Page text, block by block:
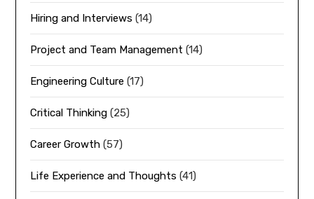
Hiring and Interviews (14)
Project and Team Management (14)
Engineering Culture (17)
Critical Thinking (25)
Career Growth (57)
Life Experience and Thoughts (41)